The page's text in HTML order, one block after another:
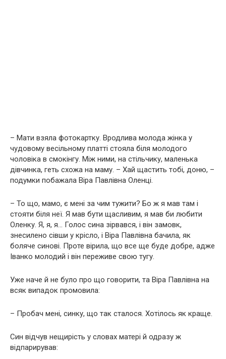
– Мати взяла фотокартку. Вродлива молода жінка у
чудовому весільному платті стояла біля молодого
чоловіка в смокінгу. Між ними, на стільчику, маленька
дівчинка, геть схожа на маму. – Хай щастить тобі, доню, –
подумки побажала Віра Павлівна Оленці.
– То що, мамо, є мені за чим тужити? Бо ж я мав там і
стояти біля неї. Я мав бути щасливим, я мав би любити
Оленку. Я, я, я… Голос сина зірвався, і він замовк,
знесилено сівши у крісло, і Віра Павлівна бачила, як
боляче синові. Проте вірила, що все ще буде добре, адже
Іванко молодий і він переживе свою тугу.
Уже наче й не було про що говорити, та Віра Павлівна на
всяк випадок промовила:
– Пробач мені, синку, що так сталося. Хотілось як краще.
Син відчув нещирість у словах матері й одразу ж
відпарирував: